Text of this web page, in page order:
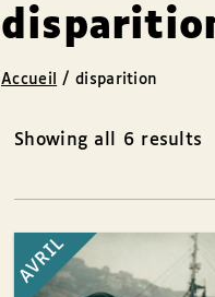
Accueil /disparition
Showing all 6 results
AVRIL